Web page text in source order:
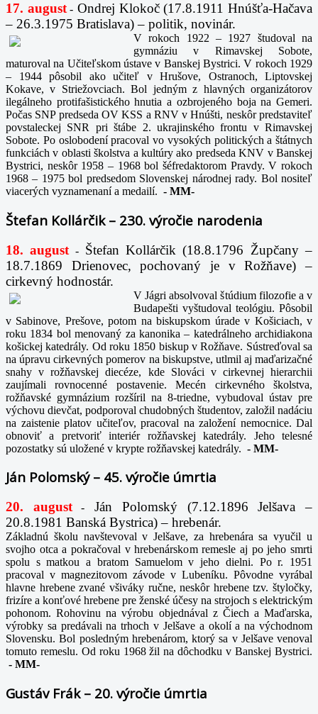
17. august- Ondrej Klokoč (17.8.1911 Hnúšťa-Hačava
– 26.3.1975 Bratislava) – politik, novinár.
V rokoch 1922 – 1927 študoval na
gymnáziu v Rimavskej Sobote,
maturoval na Učiteľskom ústave v Banskej Bystrici. V rokoch 1929
– 1944 pôsobil ako učiteľ v Hrušove, Ostranoch, Liptovskej
Kokave, v Striežovciach. Bol jedným z hlavných organizátorov
ilegálneho protifašistického hnutia a ozbrojeného boja na Gemeri.
Počas SNP predseda OV KSS a RNV v Hnúšti, neskôr predstaviteľ
povstaleckej SNR pri štábe 2. ukrajinského frontu v Rimavskej
Sobote. Po oslobodení pracoval vo vysokých politických a štátnych
funkciách v oblasti školstva a kultúry ako predseda KNV v Banskej
Bystrici, neskôr 1958 – 1968 bol šéfredaktorom Pravdy. V rokoch
1968 – 1975 bol predsedom Slovenskej národnej rady. Bol nositeľ
viacerých vyznamenaní a medailí. - MM-
Štefan Kollárčik – 230. výročie narodenia
18. august -
Štefan Kollárčik (18.8.1796 Župčany –
18.7.1869 Drienovec, pochovaný je v Rožňave) –
cirkevný hodnostár.
V Jágri absolvoval štúdium filozofie a v
Budapešti vyštudoval teológiu. Pôsobil
v Sabinove, Prešove, potom na biskupskom úrade v Košiciach, v
roku 1834 bol menovaný za kanonika – katedrálneho archidiakona
košickej katedrály. Od roku 1850 biskup v Rožňave. Sústreďoval sa
na úpravu cirkevných pomerov na biskupstve, utlmil aj maďarizačné
snahy v rožňavskej diecéze, kde Slováci v cirkevnej hierarchii
zaujímali rovnocenné postavenie. Mecén cirkevného školstva,
rožňavské gymnázium rozšíril na 8-triedne, vybudoval ústav pre
výchovu dievčat, podporoval chudobných študentov, založil nadáciu
na zaistenie platov učiteľov, pracoval na založení nemocnice. Dal
obnoviť a pretvoriť interiér rožňavskej katedrály. Jeho telesné
pozostatky sú uložené v krypte rožňavskej katedrály. - MM-
Ján Polomský – 45. výročie úmrtia
20. august-
Ján Polomský (7.12.1896 Jelšava –
20.8.1981 Banská Bystrica) – hrebenár.
Základnú školu navštevoval v Jelšave, za hrebenára sa vyučil u
svojho otca a pokračoval v hrebenárskom remesle aj po jeho smrti
spolu s matkou a bratom Samuelom v jeho dielni. Po r. 1951
pracoval v magnezitovom závode v Lubeníku. Pôvodne vyrábal
hlavne hrebene zvané všiváky ručne, neskôr hrebene tzv. štyločky,
frizíre a konťové hrebene pre ženské účesy na strojoch s elektrickým
pohonom. Rohovinu na výrobu objednával z Čiech a Maďarska,
výrobky sa predávali na trhoch v Jelšave a okolí a na východnom
Slovensku. Bol posledným hrebenárom, ktorý sa v Jelšave venoval
tomuto remeslu. Od roku 1968 žil na dôchodku v Banskej Bystrici.
- MM-
Gustáv Frák – 20. výročie úmrtia